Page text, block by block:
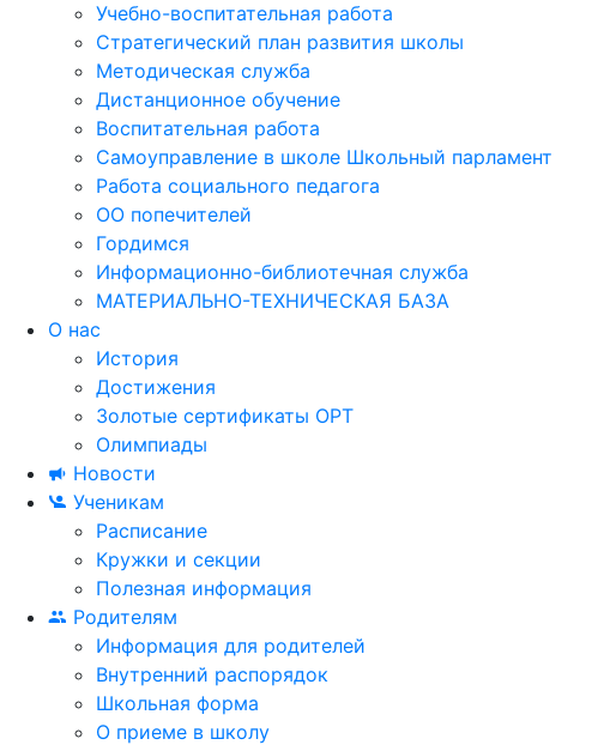
Учебно-воспитательная работа
Стратегический план развития школы
Методическая служба
Дистанционное обучение
Воспитательная работа
Самоуправление в школе Школьный парламент
Работа социального педагога
ОО попечителей
Гордимся
Информационно-библиотечная служба
МАТЕРИАЛЬНО-ТЕХНИЧЕСКАЯ БАЗА
О нас
История
Достижения
Золотые сертификаты ОРТ
Олимпиады
Новости
Ученикам
Расписание
Кружки и секции
Полезная информация
Родителям
Информация для родителей
Внутренний распорядок
Школьная форма
О приеме в школу